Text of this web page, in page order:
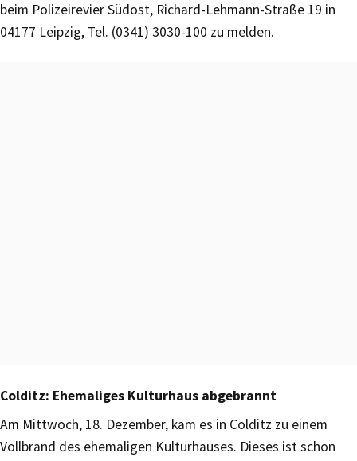
beim Polizeirevier Südost, Richard-Lehmann-Straße 19 in
04177 Leipzig, Tel. (0341) 3030-100 zu melden.
Colditz: Ehemaliges Kulturhaus abgebrannt
Am Mittwoch, 18. Dezember, kam es in Colditz zu einem
Vollbrand des ehemaligen Kulturhauses. Dieses ist schon